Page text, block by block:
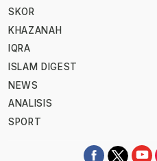
SKOR
KHAZANAH
IQRA
ISLAM DIGEST
NEWS
ANALISIS
SPORT